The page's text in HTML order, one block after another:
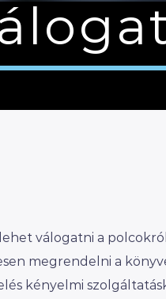
válogatni a
megrendelni a
kényelmi